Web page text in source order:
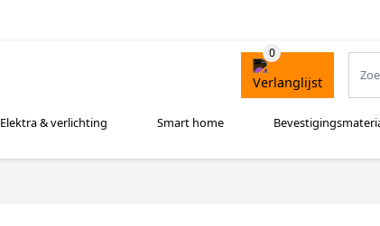
Elektra & verlichting Smart home